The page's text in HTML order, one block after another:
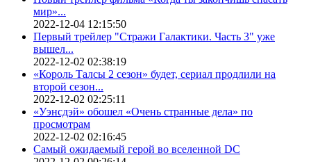
мир»...
2022-12-04 12:15:50
Первый трейлер "Стражи Галактики. Часть 3" уже
вышел...
2022-12-02 02:38:19
«Король Талсы 2 сезон» будет, сериал продлили на
второй сезон...
2022-12-02 02:25:11
«Уэнсдэй» обошел «Очень странные дела» по
просмотрам
2022-12-02 02:16:45
Самый ожидаемый герой во вселенной DC